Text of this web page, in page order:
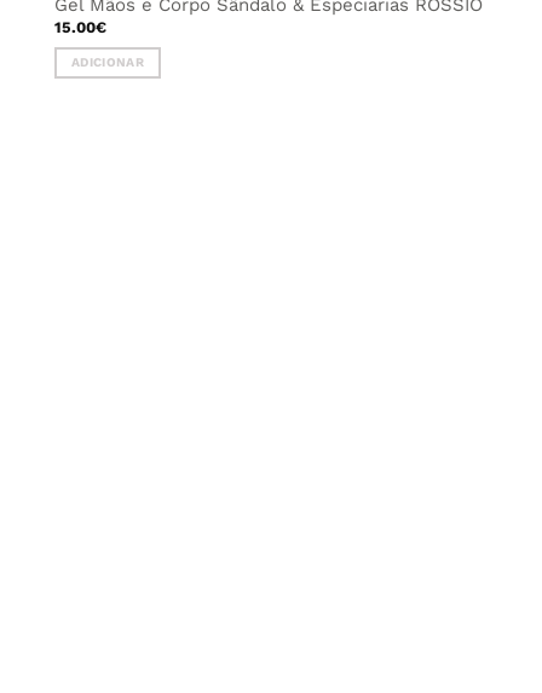
Gel Mãos e Corpo Sândalo & Especiarias ROSSIO
15.00€
ADICIONAR